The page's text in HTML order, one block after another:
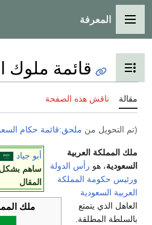
القائمة الرئيسية
المعرفة
تبديل عرض جدول المحتويات
قائمة ملوك
مقالة ناقش هذه الصفحة
(تم التحويل من ملحق:قائمة حكام
أبو جياد
ساهم بشكل
المقال
ملك
ملك المملكة العربية
السعودية، هو رأس الدولة
ورئيس حكومة المملكة
العربية السعودية
العاهل الذي يتمتع
بالسلطة المطلقة.